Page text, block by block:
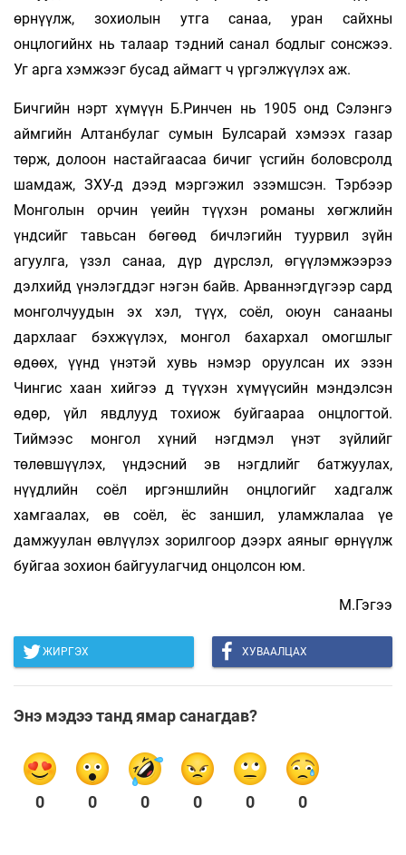
өрнүүлж, зохиолын утга санаа, уран сайхны
онцлогийнх нь талаар тэдний санал бодлыг сонсжээ.
Уг арга хэмжээг бусад аймагт ч үргэлжүүлэх аж.
Бичгийн нэрт хүмүүн Б.Ринчен нь 1905 онд Сэлэнгэ
аймгийн Алтанбулаг сумын Булсарай хэмээх газар
төрж, долоон настайгаасаа бичиг үсгийн боловсролд
шамдаж, ЗХУ-д дээд мэргэжил эзэмшсэн. Тэрбээр
Монголын орчин үеийн түүхэн романы хөгжлийн
үндсийг тавьсан бөгөөд бичлэгийн туурвил зүйн
агуулга, үзэл санаа, дүр дүрслэл, өгүүлэмжээрээ
дэлхийд үнэлэгддэг нэгэн байв. Арваннэгдүгээр сард
монголчуудын эх хэл, түүх, соёл, оюун санааны
дархлааг бэхжүүлэх, монгол бахархал омогшлыг
өдөөх, үүнд үнэтэй хувь нэмэр оруулсан их эзэн
Чингис хаан хийгээ д түүхэн хүмүүсийн мэндэлсэн
өдөр, үйл явдлууд тохиож буйгаараа онцлогтой.
Тиймээс монгол хүний нэгдмэл үнэт зүйлийг
төлөвшүүлэх, үндэсний эв нэгдлийг батжуулах,
нүүдлийн соёл иргэншлийн онцлогийг хадгалж
хамгаалах, өв соёл, ёс заншил, уламжлалаа үе
дамжуулан өвлүүлэх зорилгоор дээрх аяныг өрнүүлж
буйгаа зохион байгуулагчид онцолсон юм.
М.Гэгээ
ЖИРГЭХ ХУВААЛЦАХ
Энэ мэдээ танд ямар санагдав?
0 0 0 0 0 0